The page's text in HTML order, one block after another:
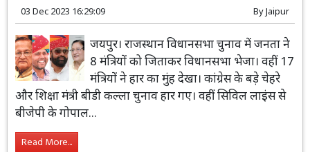
03 Dec 2023 16:29:09 ByJaipur
जयपुर। राजस्थान विधानसभा चुनाव में जनता ने
8 मंत्रियों को जिताकर विधानसभा भेजा। वहीं 17
मंत्रियों ने हार का मुंह देखा। कांग्रेस के बड़े चेहरे
और शिक्षा मंत्री बीडी कल्ला चुनाव हार गए। वहीं सिविल लाइंस से
बीजेपी के गोपाल...
Read More...